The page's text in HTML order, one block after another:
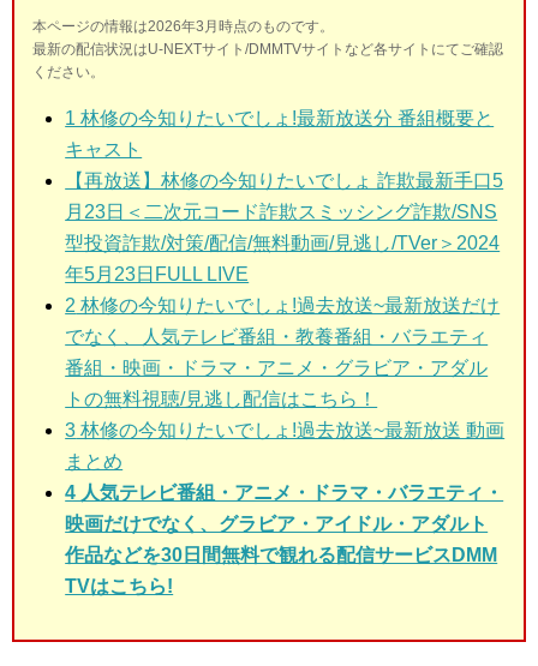
本ページの情報は2026年3月時点のものです。
最新の配信状況はU-NEXTサイト/DMMTVサイトなど各サイトにてご確認
ください。
1 林修の今知りたいでしょ!最新放送分 番組概要と
キャスト
【再放送】林修の今知りたいでしょ 詐欺最新手口5
月23日＜二次元コード詐欺スミッシング詐欺/SNS
型投資詐欺/対策/配信/無料動画/見逃し/TVer＞2024
年5月23日FULL LIVE
2 林修の今知りたいでしょ!過去放送~最新放送だけ
でなく、人気テレビ番組・教養番組・バラエティ
番組・映画・ドラマ・アニメ・グラビア・アダル
トの無料視聴/見逃し配信はこちら！
3 林修の今知りたいでしょ!過去放送~最新放送 動画
まとめ
4 人気テレビ番組・アニメ・ドラマ・バラエティ・
映画だけでなく、グラビア・アイドル・アダルト
作品などを30日間無料で観れる配信サービスDMM
TVはこちら!